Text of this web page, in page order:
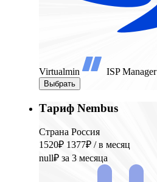
Virtualmin ISP Manager
Выбрать
Тариф Nembus
Страна Россия
1520₽ 1377₽ / в месяц
null₽ за 3 месяца